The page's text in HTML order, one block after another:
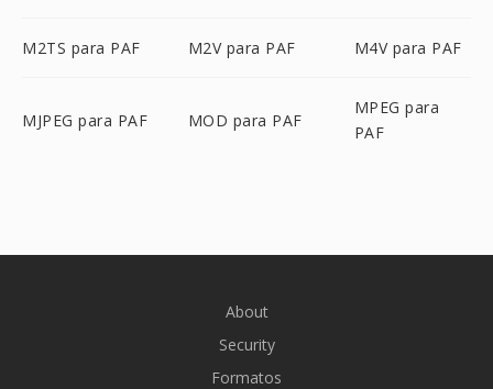
M2TS para PAF M2V para PAF M4V para PAF
MJPEG para PAF MOD para PAF
MPEG para
PAF
About
Security
Formatos